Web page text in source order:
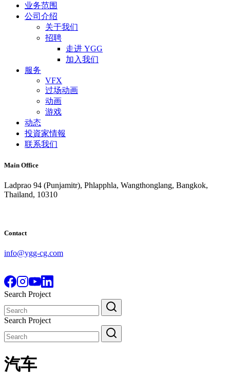
业务范围
公司介绍
关于我们
招聘
走进 YGG
加入我们
服务
VFX
过场动画
动画
游戏
动态
投資家情報
联系我们
Main Office
Ladprao 94 (Punjamitr), Phlapphla, Wangthonglang, Bangkok,
Thailand, 10310
Contact
info@ygg-cg.com
Search Project
for:
Search Project
for:
汽车